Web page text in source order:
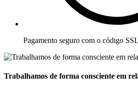
Pagamento seguro com o código SSL
Trabalhamos de forma consciente em